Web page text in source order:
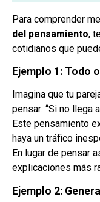
Para comprender
del pensamiento,
cotidianos que
Ejemplo 1: Todo
Imagina que tu
pensar: “Si no llega
Este pensamiento
haya un tráfico
En lugar de pensar
explicaciones más
Ejemplo 2: